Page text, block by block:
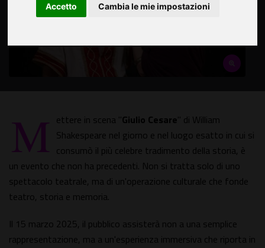
Accetto Cambia le mie impostazioni
M ettere in scena "Giulio Cesare" di William
Shakespeare nel giorno e nel luogo esatto in cui si
consumò il più celebre tradimento della storia, è
un evento che non ha precedenti. Non si tratta solo di uno
spettacolo teatrale, ma di un'operazione culturale che fonde
teatro, storia e memoria.
Il 15 marzo 2025, il pubblico assisterà non a una semplice
rappresentazione, ma a un'esperienza immersiva che riporta in